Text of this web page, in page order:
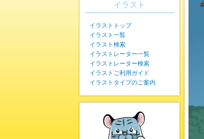
イラスト
イラストトップ
イラスト一覧
イラスト検索
イラストレーター一覧
イラストレーター検索
イラストご利用ガイド
イラストタイプのご案内